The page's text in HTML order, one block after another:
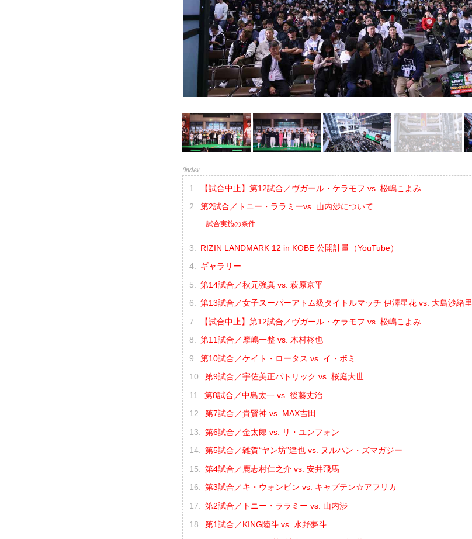
【試合中止】第12試合／ヴガール・ケラモフ vs. 松嶋こよみ
第2試合／トニー・ララミーvs. 山内渉について
試合実施の条件
RIZIN LANDMARK 12 in KOBE 公開計量（YouTube）
ギャラリー
第14試合／秋元強真 vs. 萩原京平
第13試合／女子スーパーアトム級タイトルマッチ 伊澤星花 vs. 大島沙緒里
【試合中止】第12試合／ヴガール・ケラモフ vs. 松嶋こよみ
第11試合／摩嶋一整 vs. 木村柊也
第10試合／ケイト・ロータス vs. イ・ボミ
第9試合／宇佐美正パトリック vs. 桜庭大世
第8試合／中島太一 vs. 後藤丈治
第7試合／貴賢神 vs. MAX吉田
第6試合／金太郎 vs. リ・ユンフォン
第5試合／雑賀“ヤン坊”達也 vs. ヌルハン・ズマガジー
第4試合／鹿志村仁之介 vs. 安井飛馬
第3試合／キ・ウォンビン vs. キャプテン☆アフリカ
第2試合／トニー・ララミー vs. 山内渉
第1試合／KING陸斗 vs. 水野夢斗